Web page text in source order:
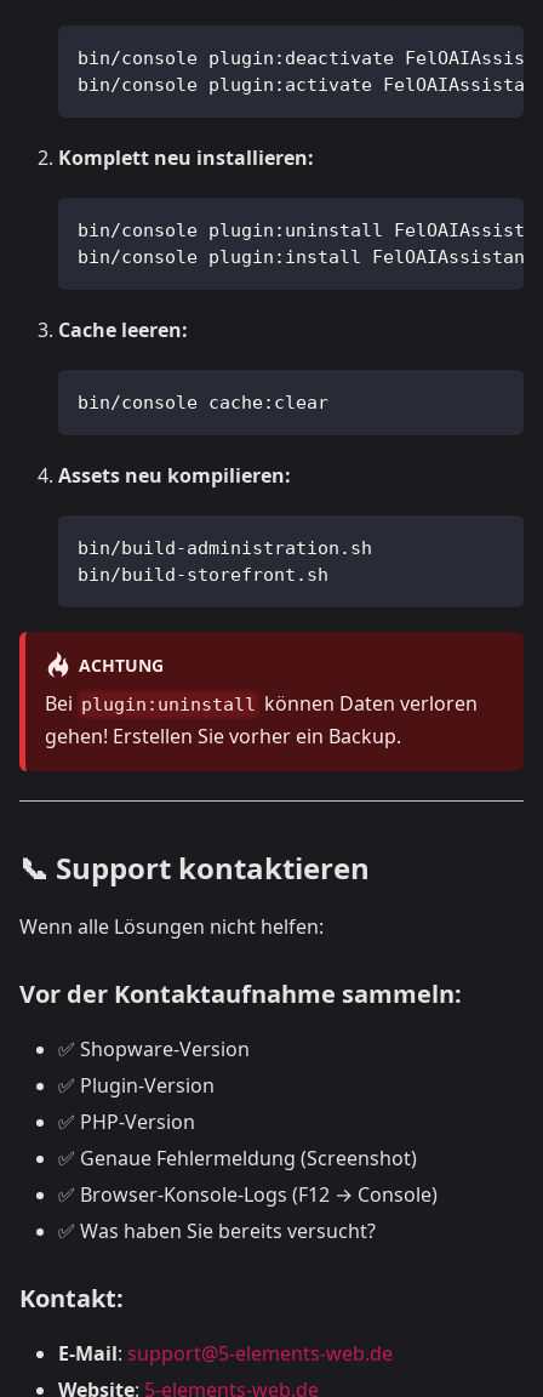
bin/console plugin:deactivate
bin/console plugin:activate
Komplett neu installieren:
bin/console plugin:uninstall
bin/console plugin:install
Cache leeren:
bin/console cache:clear
Assets neu kompilieren:
bin/build-administration.sh
bin/build-storefront.sh
ACHTUNG
Bei plugin:uninstall können Daten verloren
gehen! Erstellen Sie vorher ein Backup.
📞 Support kontaktieren
Wenn alle Lösungen nicht helfen:
Vor der Kontaktaufnahme sammeln:
✅ Shopware-Version
✅ Plugin-Version
✅ PHP-Version
✅ Genaue Fehlermeldung (Screenshot)
✅ Browser-Konsole-Logs (F12 → Console)
✅ Was haben Sie bereits versucht?
Kontakt:
E-Mail: support@5-elements-web.de
Website: 5-elements-web.de